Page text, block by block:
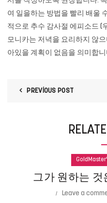
여 일을하는 방법을 빨리 배울
적으로 추수 감사절 에피소드 (
모니카는 저녁을 요리하지 않
아있을 계획이 없음을 의미합니
PREVIOUS POST
그가 원하는 것
Leave a